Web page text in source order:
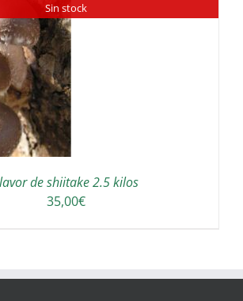
Sin stock
de shiitake 2.5 kilos
35,00€